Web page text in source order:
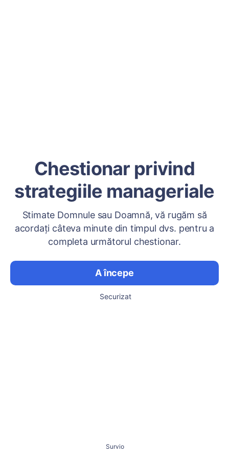
Chestionar privind
strategiile manageriale
Stimate Domnule sau Doamnă, vă rugăm să
acordați câteva minute din timpul dvs. pentru a
completa următorul chestionar.
A începe
Securizat
Survio